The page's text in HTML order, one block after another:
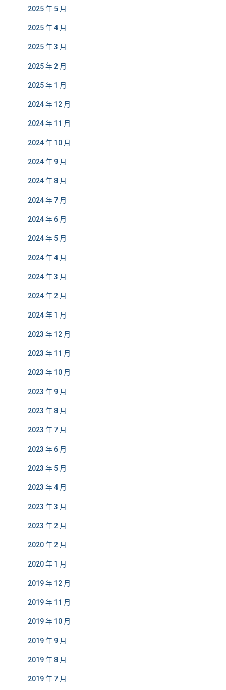
2025 年 5 月
2025 年 4 月
2025 年 3 月
2025 年 2 月
2025 年 1 月
2024 年 12 月
2024 年 11 月
2024 年 10 月
2024 年 9 月
2024 年 8 月
2024 年 7 月
2024 年 6 月
2024 年 5 月
2024 年 4 月
2024 年 3 月
2024 年 2 月
2024 年 1 月
2023 年 12 月
2023 年 11 月
2023 年 10 月
2023 年 9 月
2023 年 8 月
2023 年 7 月
2023 年 6 月
2023 年 5 月
2023 年 4 月
2023 年 3 月
2023 年 2 月
2020 年 2 月
2020 年 1 月
2019 年 12 月
2019 年 11 月
2019 年 10 月
2019 年 9 月
2019 年 8 月
2019 年 7 月